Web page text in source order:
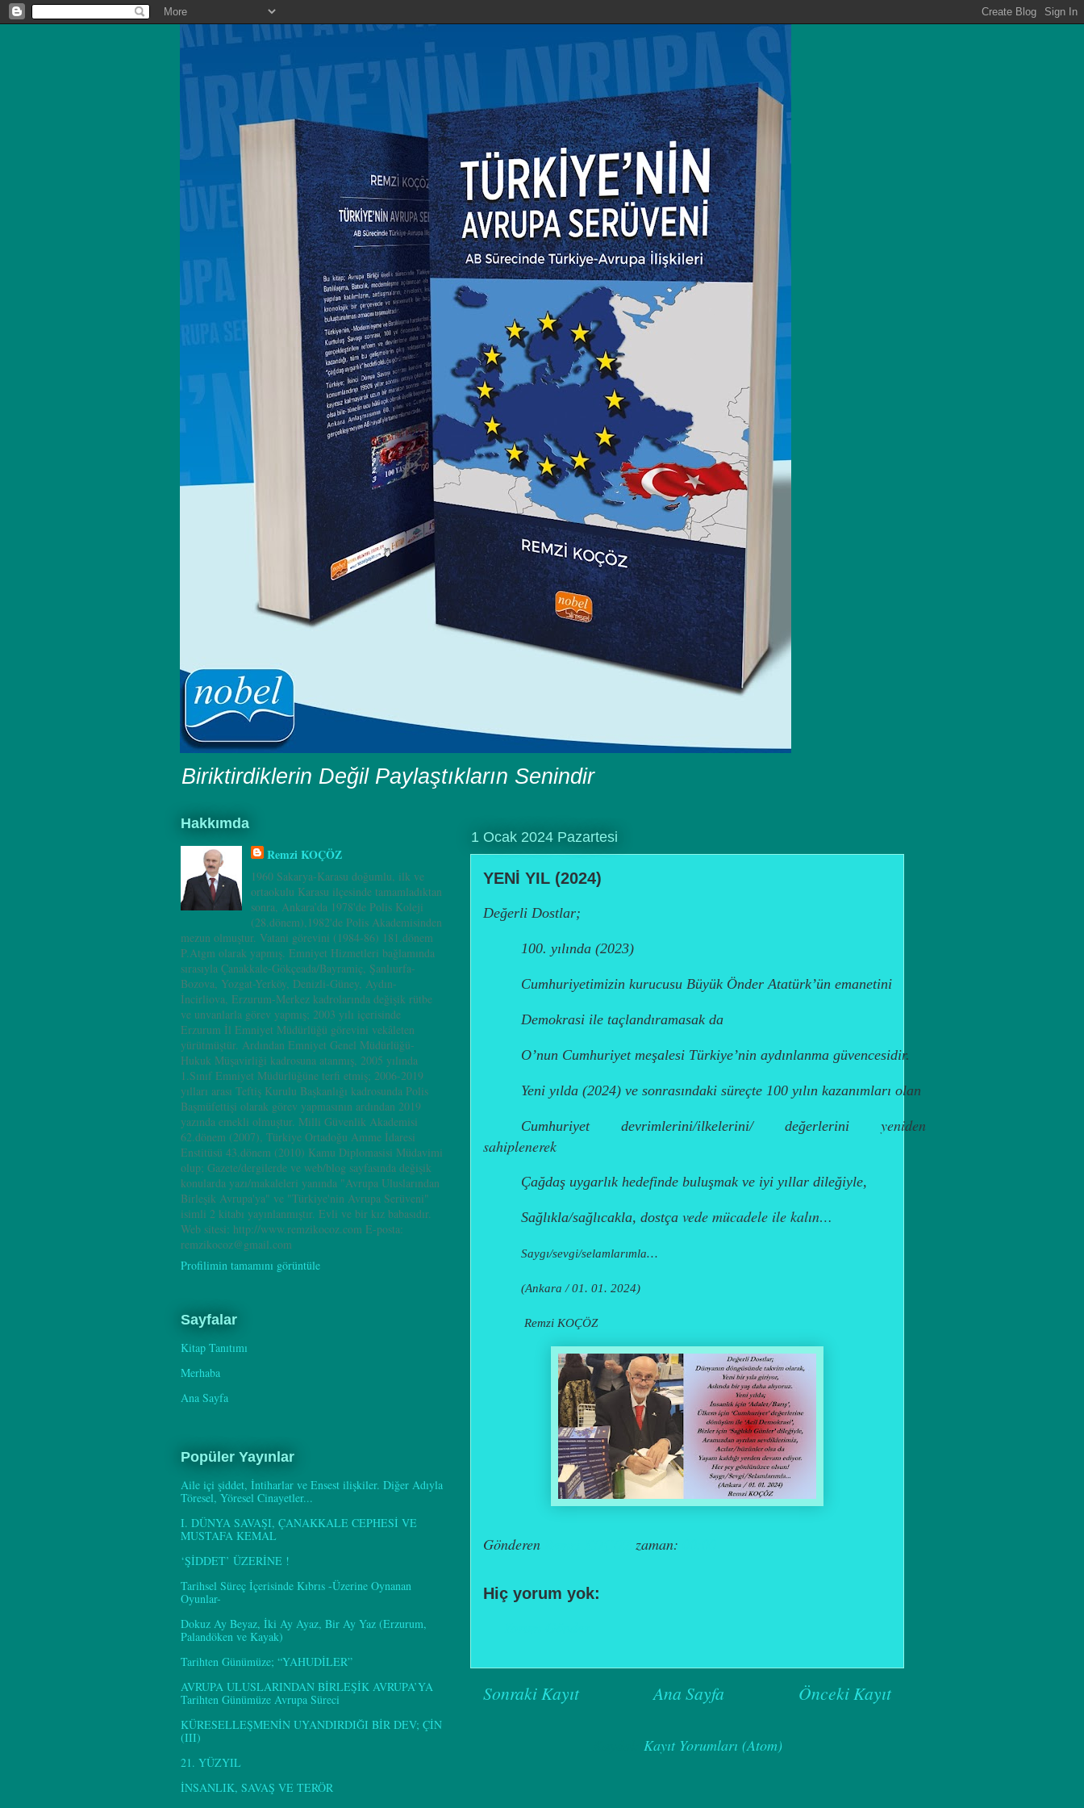
Biriktirdiklerin Değil Paylaştıkların Senindir
1 Ocak 2024 Pazartesi
YENİ YIL (2024)
Değerli Dostlar;
100. yılında (2023)
Cumhuriyetimizin kurucusu Büyük Önder Atatürk’ün emanetini
Demokrasi ile taçlandıramasak da
O’nun Cumhuriyet meşalesi Türkiye’nin aydınlanma güvencesidir.
Yeni yılda (2024) ve sonrasındaki süreçte 100 yılın kazanımları olan
Cumhuriyet devrimlerini/ilkelerini/ değerleriniyeniden
sahiplenerek
Çağdaş uygarlık hedefinde buluşmak ve iyi yıllar dileğiyle,
Sağlıkla/sağlıcakla, dostçavede mücadele ile kalın…
Saygı/sevgi/selamlarımla…
(Ankara / 01. 01. 2024)
Remzi KOÇÖZ
Gönderen zaman:
Hiç yorum yok:
Sonraki Kayıt Önceki Kayıt
Ana Sayfa
Kayıt Yorumları (Atom)
Hakkımda
Remzi KOÇÖZ
1960 Sakarya-Karasu doğumlu, ilk ve
ortaokulu Karasu ilçesinde tamamladıktan
sonra, Ankara’da 1978'de Polis Koleji
(28.dönem),1982'de Polis Akademisinden
mezun olmuştur. Vatani görevini (1984-86) 181.dönem
P.Atgm olarak yapmış. Emniyet Hizmetleri bağlamında
sırasıyla Çanakkale-Gökçeada/Bayramiç, Şanlıurfa-
Bozova, Yozgat-Yerköy, Denizli-Güney, Aydın-
İncirliova, Erzurum-Merkez kadrolarında değişik rütbe
ve unvanlarla görev yapmış; 2003 yılı içerisinde
Erzurum İl Emniyet Müdürlüğü görevini vekâleten
yürütmüştür. Ardından Emniyet Genel Müdürlüğü-
Hukuk Müşavirliği kadrosuna atanmış, 2005 yılında
1.Sınıf Emniyet Müdürlüğüne terfi etmiş; 2006-2019
yılları arası Teftiş Kurulu Başkanlığı kadrosunda Polis
Başmüfettişi olarak görev yapmasının ardından 2019
yazında emekli olmuştur. Milli Güvenlik Akademisi
62.dönem (2007), Türkiye Ortadoğu Amme İdaresi
Enstitüsü 43.dönem (2010) Kamu Diplomasisi Müdavimi
olup; Gazete/dergilerde ve web/blog sayfasında değişik
konularda yazı/makaleleri yanında "Avrupa Uluslarından
Birleşik Avrupa'ya" ve "Türkiye'nin Avrupa Serüveni"
isimli 2 kitabı yayınlanmıştır. Evli ve bir kız babasıdır.
Web sitesi: http://www.remzikocoz.com E-posta:
remzikocoz@gmail.com
Profilimin tamamını görüntüle
Sayfalar
Kitap Tanıtımı
Merhaba
Ana Sayfa
Popüler Yayınlar
Aile içi şiddet, İntiharlar ve Ensest ilişkiler. Diğer Adıyla
Töresel, Yöresel Cinayetler...
I. DÜNYA SAVAŞI, ÇANAKKALE CEPHESİ VE
MUSTAFA KEMAL
‘ŞİDDET’ ÜZERİNE !
Tarihsel Süreç İçerisinde Kıbrıs -Üzerine Oynanan
Oyunlar-
Dokuz Ay Beyaz, İki Ay Ayaz, Bir Ay Yaz (Erzurum,
Palandöken ve Kayak)
Tarihten Günümüze; “YAHUDİLER”
AVRUPA ULUSLARINDAN BİRLEŞİK AVRUPA’YA
Tarihten Günümüze Avrupa Süreci
KÜRESELLEŞMENİN UYANDIRDIĞI BİR DEV; ÇİN
(III)
21. YÜZYIL
İNSANLIK, SAVAŞ VE TERÖR